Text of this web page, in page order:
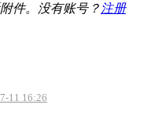
件。没有账号？ 注册
11 16:26